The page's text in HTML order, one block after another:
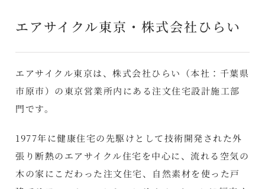
エアサイクル東京・株式会社ひらい
エアサイクル東京は、株式会社ひらい（本社：千葉県
市原市）の東京営業所内にある注文住宅設計施工部
門です。
1977年に健康住宅の先駆けとして技術開発された外
張り断熱のエアサイクル住宅を中心に、流れる空気の
木の家にこだわった注文住宅、自然素材を使った戸